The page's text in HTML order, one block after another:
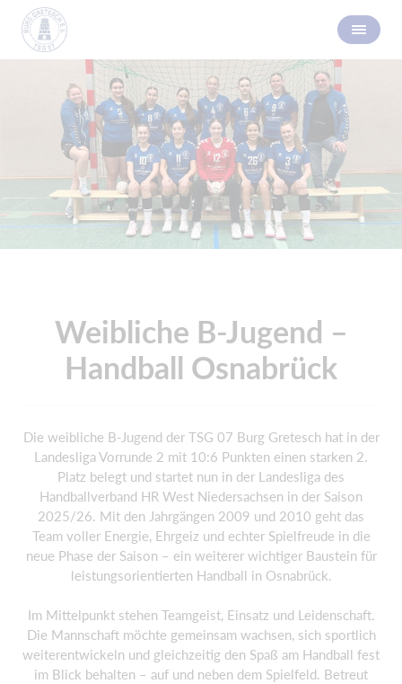
Weibliche B-Jugend –
Handball Osnabrück
Die weibliche B-Jugend der TSG 07 Burg Gretesch hat in der
Landesliga Vorrunde 2 mit 10:6 Punkten einen starken 2.
Platz belegt und startet nun in der Landesliga des
Handballverband HR West Niedersachsen in der Saison
2025/26. Mit den Jahrgängen 2009 und 2010 geht das
Team voller Energie, Ehrgeiz und echter Spielfreude in die
neue Phase der Saison – ein weiterer wichtiger Baustein für
leistungsorientierten Handball in Osnabrück.
Im Mittelpunkt stehen Teamgeist, Einsatz und Leidenschaft.
Die Mannschaft möchte gemeinsam wachsen, sich sportlich
weiterentwickeln und gleichzeitig den Spaß am Handball fest
im Blick behalten – auf und neben dem Spielfeld. Betreut